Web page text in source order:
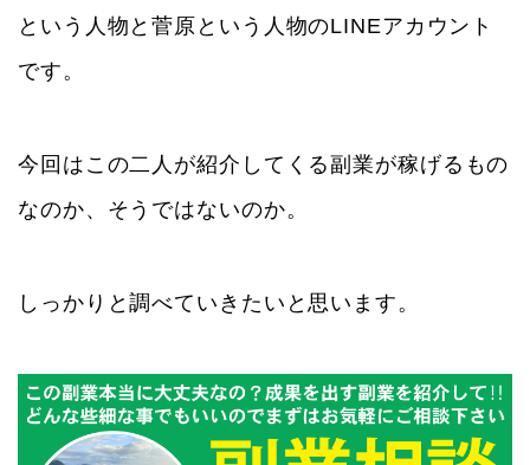
という人物と菅原という人物のLINEアカウント
です。
今回はこの二人が紹介してくる副業が稼げるもの
なのか、そうではないのか。
しっかりと調べていきたいと思います。